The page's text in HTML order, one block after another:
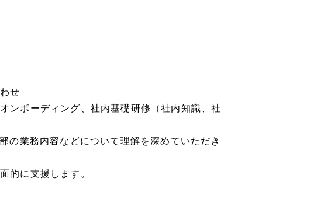
せ
ンボーディング、社内基礎研修（社内知識、社
の業務内容などについて理解を深めていただき
的に支援します。